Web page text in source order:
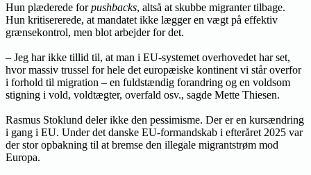
Hun plæderede forpushbacks, altså at skubbe migranter tilbage.
Hun kritisererede, at mandatet ikke lægger en vægt på effektiv
grænsekontrol, men blot arbejder for det.
– Jeg har ikke tillid til, at man i EU-systemet overhovedet har set,
hvor massiv trussel for hele det europæiske kontinent vi står overfor
i forhold til migration – en fuldstændig forandring og en voldsom
stigning i vold, voldtægter, overfald osv., sagde Mette Thiesen.
Rasmus Stoklund deler ikke den pessimisme. Der er en kursændring
i gang i EU. Under det danske EU-formandskab i efteråret 2025 var
der stor opbakning til at bremse den illegale migrantstrøm mod
Europa.